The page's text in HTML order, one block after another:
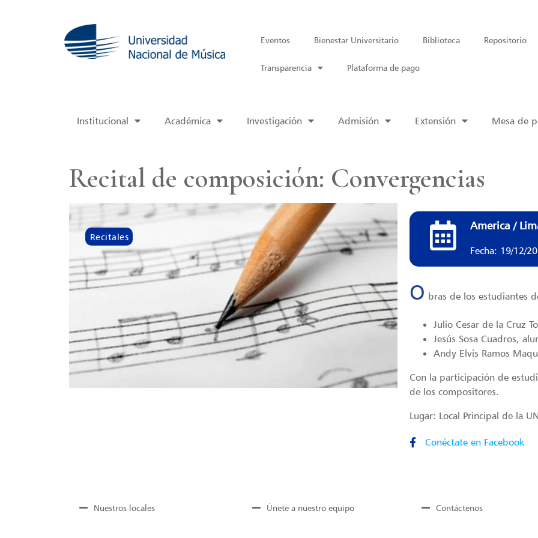
Eventos Bienestar Universitario Biblioteca Repositorio
Transparencia Plataforma de pago
Institucional Académica Investigación Admisión Extensión Mesa de
Recital de composición: Convergencias
Recitales
America /
Fecha: 19/12/
O bras de los estudiantes
Julio Cesar de la Cruz
Jesús Sosa Cuadros,
Andy Elvis Ramos
Con la participación de
de los compositores.
Lugar: Local Principal de la
Conéctate en Facebook
Nuestros locales Únete a nuestro equipo Contáctenos